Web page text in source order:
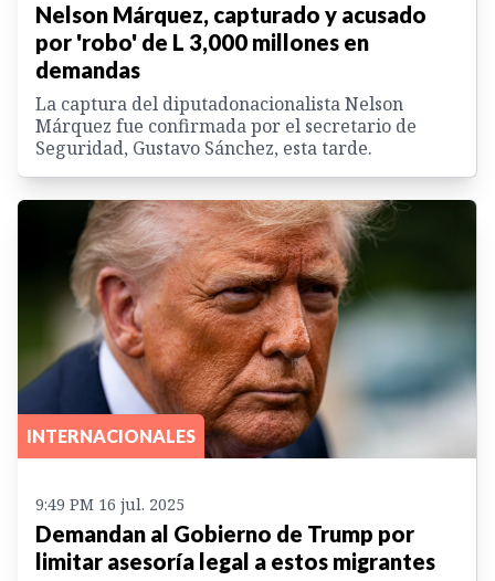
Nelson Márquez, capturado y acusado
por 'robo' de L 3,000 millones en
demandas
La captura del diputadonacionalista Nelson
Márquez fue confirmada por el secretario de
Seguridad, Gustavo Sánchez, esta tarde.
INTERNACIONALES
9:49 PM 16 jul. 2025
Demandan al Gobierno de Trump por
limitar asesoría legal a estos migrantes